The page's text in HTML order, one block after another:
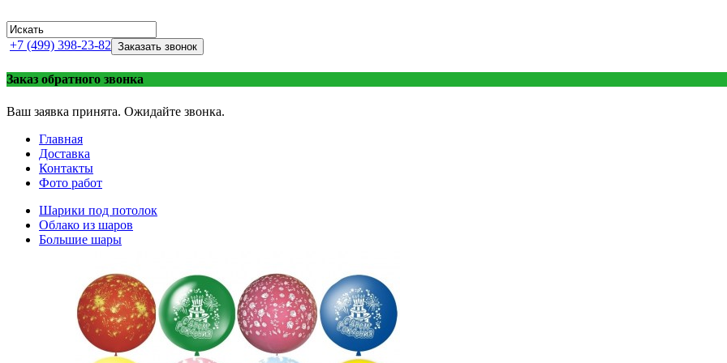
+7 (499) 398-23-82 Заказать звонок
Заказ обратного звонка
Ваш заявка принята. Ожидайте звонка.
Главная
Доставка
Контакты
Фото работ
Шарики под потолок
Облако из шаров
Большие шары